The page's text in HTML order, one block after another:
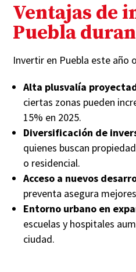
Ventajas de
Puebla
Invertir en Puebla este año
Alta plusvalía
ciertas zonas pueden
15% en 2025.
Diversificación de
quienes buscan
o residencial.
Acceso a nuevos
preventa asegura
Entorno urbano en
escuelas y hospitales
ciudad.